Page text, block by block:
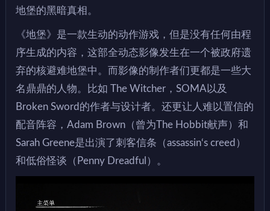
地堡的黑暗真相。
《地堡》是一款生动的动作游戏，但是没有任何由程
序生成的内容，这部全动态影像发生在一个被政府遗
弃的核避难地堡中。而影像的制作者们更都是一些大
名鼎鼎的人物。比如 The Witcher，SOMA以及
Broken Sword的作者与设计者。还更让人难以置信的
配音阵容，Adam Brown（曾为The Hobbit献声）和
Sarah Greene是出演了刺客信条（assassin‘s creed）
和低俗怪谈（Penny Dreadful）。